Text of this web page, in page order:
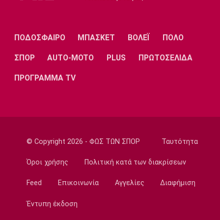
Εθνικές Μπάσκετ
Γουεμπανιαμά: «Αν μπορούσα, θα έφερνα
11:20
11:10
ΠΑΟΚ: Έφτασε στη Θεσσαλονίκη και ο
Μάρκους Φόστερ
Επικαιρότητα
μηνυμάτων από το 112
ΠΟΔΟΣΦΑΙΡΟ ΜΠΑΣΚΕΤ ΒΟΛΕΪ ΠΟΛΟ
ΣΠΟΡ AUTO-MOTO PLUS ΠΡΩΤΟΣΕΛΙΔΑ
ΠΡΟΓΡΑΜΜΑ TV
© Copyright 2026 - ΦΩΣ ΤΩΝ ΣΠΟΡ Ταυτότητα
Όροι χρήσης Πολιτική κατά των διακρίσεων
Feed Επικοινωνία Αγγελίες Διαφήμιση
Έντυπη έκδοση